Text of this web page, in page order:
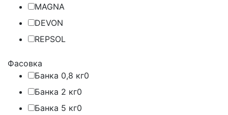
MAGNA
DEVON
REPSOL
Фасовка
Банка 0,8 кг0
Банка 2 кг0
Банка 5 кг0